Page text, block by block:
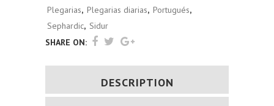
Plegarias, Plegarias diarias, Portugués,
Sephardic, Sidur
SHARE ON:
DESCRIPTION